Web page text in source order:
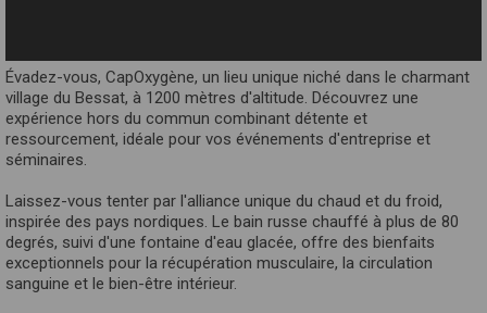
Évadez-vous, CapOxygène, un lieu unique niché dans le charmant
village du Bessat, à 1200 mètres d'altitude. Découvrez une
expérience hors du commun combinant détente et
ressourcement, idéale pour vos événements d'entreprise et
séminaires.
Laissez-vous tenter par l'alliance unique du chaud et du froid,
inspirée des pays nordiques. Le bain russe chauffé à plus de 80
degrés, suivi d'une fontaine d'eau glacée, offre des bienfaits
exceptionnels pour la récupération musculaire, la circulation
sanguine et le bien-être intérieur.